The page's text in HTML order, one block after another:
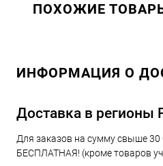
ПОХОЖИЕ
ИНФОРМАЦИЯ О
Доставка в регионы
Для заказов на сумму свыше 30
БЕСПЛАТНАЯ! (кроме товаров